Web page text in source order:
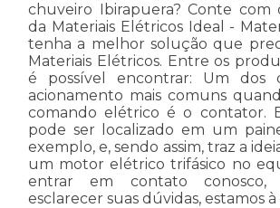
chuveiro Ibirapuera? Conte com
da Materiais Elétricos Ideal -
tenha a melhor solução que
Materiais Elétricos. Entre os
é possível encontrar: Um dos
acionamento mais comuns
comando elétrico é o contator.
pode ser localizado em um
exemplo, e, sendo assim, traz a
um motor elétrico trifásico no
entrar em contato conosco,
esclarecer suas dúvidas, estamos à